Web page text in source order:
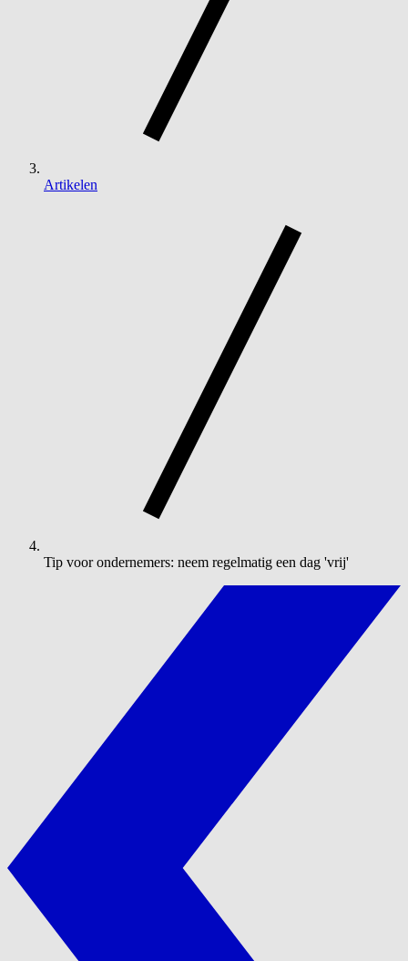
Artikelen
Tip voor ondernemers: neem regelmatig een dag 'vrij'